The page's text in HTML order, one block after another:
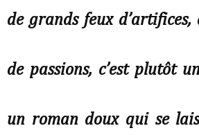
de grands feux d’artifices,
de passions, c’est plutôt
un roman doux qui se